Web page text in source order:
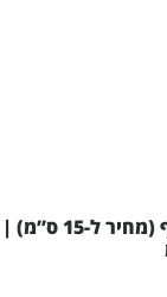
צינור שקוף (מחיר ל-15 ס”מ) |